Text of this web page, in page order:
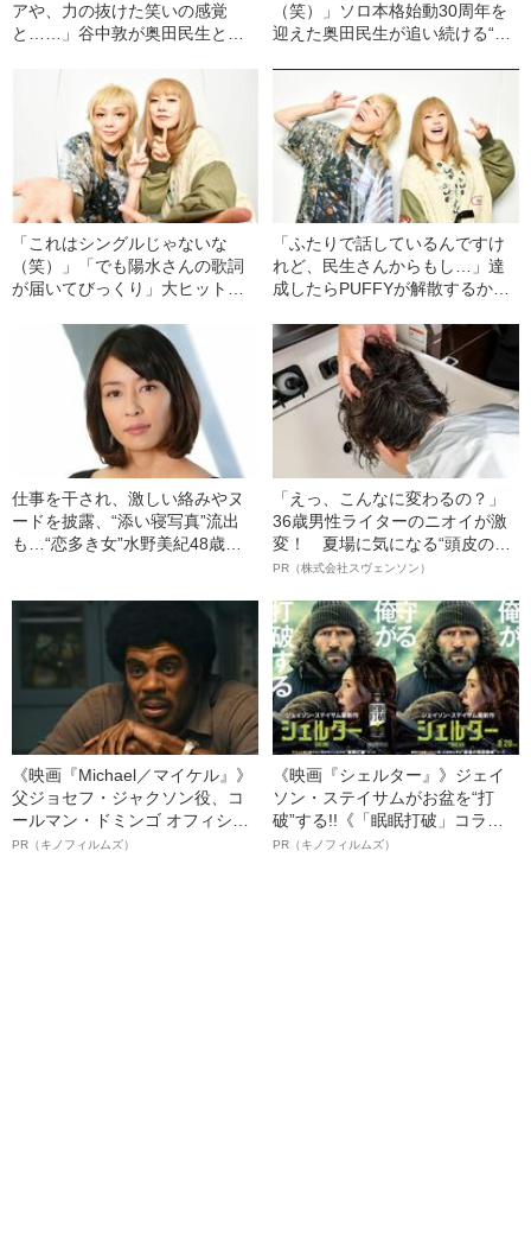
アや、力の抜けた笑いの感覚
と……」谷中敦が奥田民生と意
（笑）」ソロ本格始動30周年を
迎えた奥田民生が追い続ける“永
「これはシングルじゃないな
（笑）」「でも陽水さんの歌詞
が届いてびっくり」大ヒット曲
「ふたりで話しているんですけ
れど、民生さんからもし…」達
成したらPUFFYが解散するかも
仕事を干され、激しい絡みやヌ
ードを披露、“添い寝写真”流出
も…“恋多き女”水野美紀48歳の
「えっ、こんなに変わるの？」
36歳男性ライターのニオイが激
変！ 夏場に気になる“頭皮のニ
オイ”や“ベタつき”を解消す
ト”が生み出した徹底ケアとは
PR（株式会社スヴェンソン）
《映画『Michael／マイケル』》
父ジョセフ・ジャクソン役、コ
ールマン・ドミンゴ オフィシャ
ルインタビュー“観客を魅了した
PR（キノフィルムズ）
《映画『シェルター』》ジェイ
ソン・ステイサムがお盆を“打
破”する!!《「眠眠打破」コラ
ボ》
PR（キノフィルムズ）